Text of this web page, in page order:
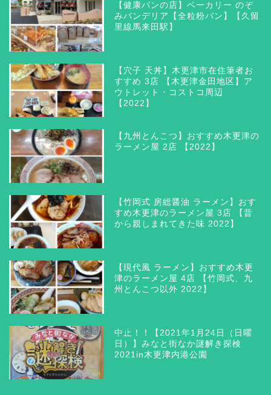
【健康パンの店】ベーカリー のぞ
みパンデリア【全粒粉パン】【久留
里線馬来田駅】
【穴子 天丼】木更津市在住筆者お
すすめ 3店 【木更津金田地区】ア
ウトレット・コストコ周辺
【2022】
【九州とんこつ】おすすめ木更津の
ラーメン屋 2店 【2022】
【竹岡式 房総醤油 ラーメン】おす
すめ木更津のラーメン屋 3店 【昔
から親しまれてきた味 2022】
【現代風 ラーメン】おすすめ木更
津のラーメン屋 4店 【竹岡式、九
州とんこつ以外 2022】
中止！！【2021年1月24日（日曜
日）】みなと街なか謎解き探検
2021in木更津内港公園
三井アウトレットパーク木
更津
ラーメン つけ麺 まぜそ